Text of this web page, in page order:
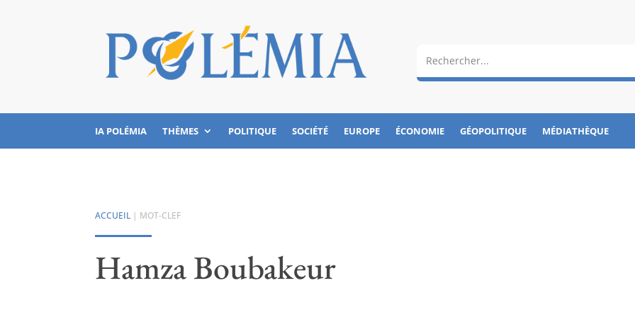
IA POLÉMIA THÈMES POLITIQUE SOCIÉTÉ EUROPE ÉCONOMIE GÉOPOLITIQUE MÉDIATHÈQUE
ACCUEIL | MOT-CLEF
Hamza Boubakeur